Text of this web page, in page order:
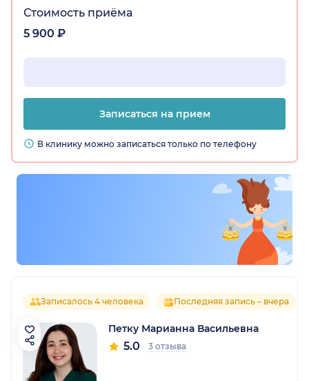
Стоимость приёма
5 900 ₽
Записаться на прием
В клинику можно записаться только по телефону
Записалось 4 человека Последняя запись – вчера
Петку Марианна Васильевна
5.0 3 отзыва